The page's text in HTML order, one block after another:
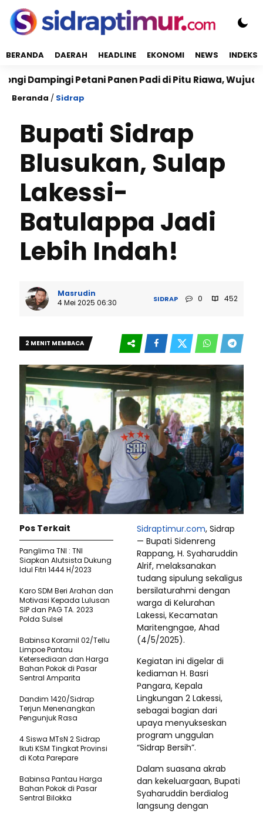
BERANDA DAERAH HEADLINE EKONOMI NEWS INDEKS
Petani Panen Padi di Pitu Riawa, Wujudkan
Beranda / Sidrap
Bupati Sidrap
Blusukan, Sulap
Lakessi-
Batulappa Jadi
Lebih Indah!
Masrudin
4 Mei 2025 06:30
SIDRAP 0 452
2 MENIT MEMBACA
Sidraptimur.com, Sidrap
— Bupati Sidenreng
Rappang, H. Syaharuddin
Alrif, melaksanakan
tudang sipulung sekaligus
bersilaturahmi dengan
warga di Kelurahan
Lakessi, Kecamatan
Maritengngae, Ahad
(4/5/2025).
Kegiatan ini digelar di
kediaman H. Basri
Pangara, Kepala
Lingkungan 2 Lakessi,
sebagai bagian dari
upaya menyukseskan
program unggulan
“Sidrap Bersih”.
Dalam suasana akrab
dan kekeluargaan, Bupati
Syaharuddin berdialog
langsung dengan
Pos Terkait
Panglima TNI : TNI
Siapkan Alutsista Dukung
Idul Fitri 1444 H/2023
Karo SDM Beri Arahan dan
Motivasi Kepada Lulusan
SIP dan PAG TA. 2023
Polda Sulsel
Babinsa Koramil 02/Tellu
Limpoe Pantau
Ketersediaan dan Harga
Bahan Pokok di Pasar
Sentral Amparita
Dandim 1420/Sidrap
Terjun Menenangkan
Pengunjuk Rasa
4 Siswa MTsN 2 Sidrap
Ikuti KSM Tingkat Provinsi
di Kota Parepare
Babinsa Pantau Harga
Bahan Pokok di Pasar
Sentral Bilokka